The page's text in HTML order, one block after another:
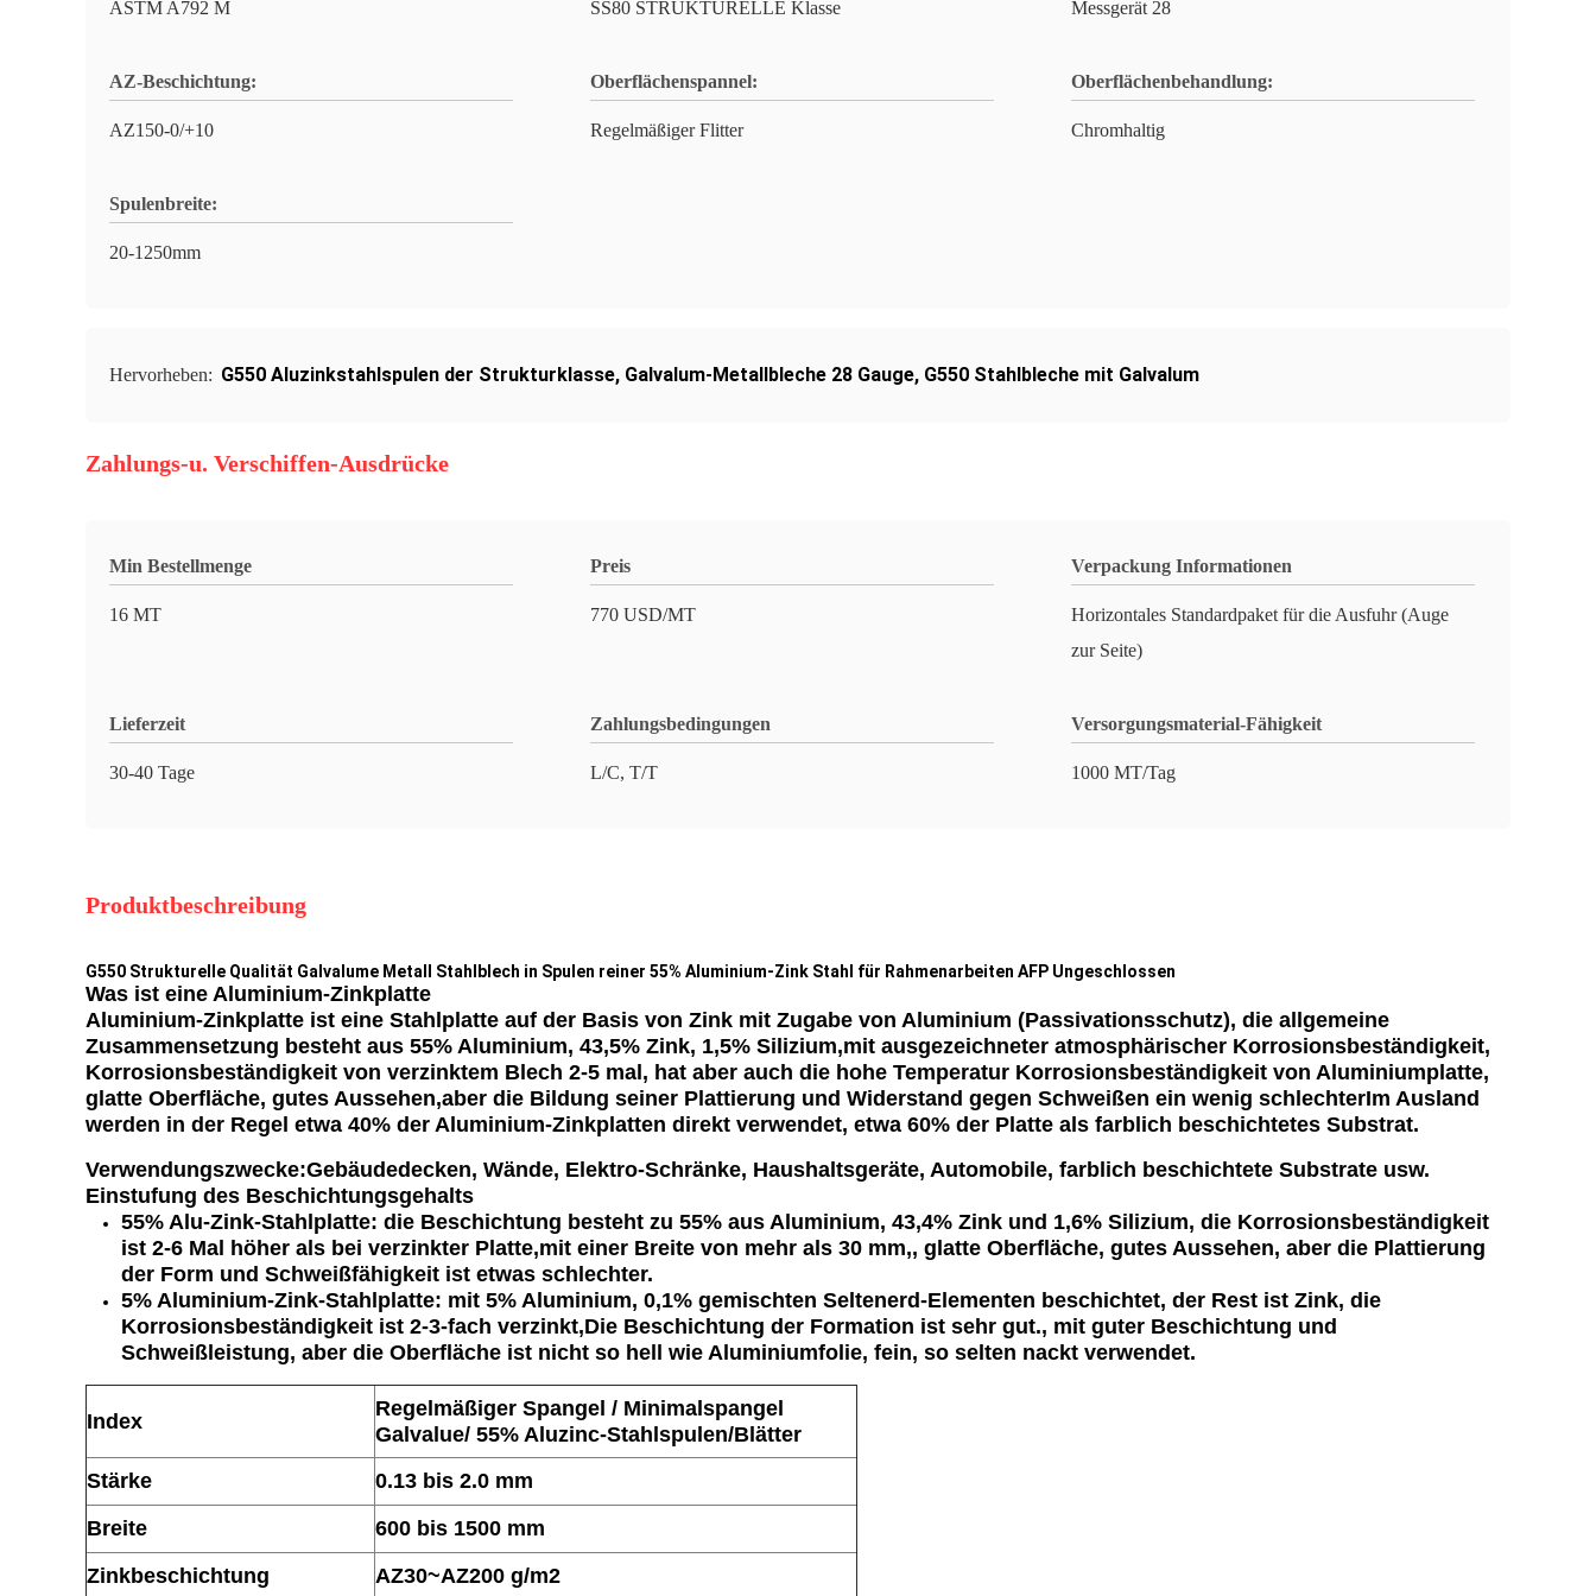
ASTM A792 M SS80 STRUKTURELLE Klasse Messgerät 28
AZ-Beschichtung:
AZ150-0/+10
Oberflächenspannel:
Regelmäßiger Flitter
Oberflächenbehandlung:
Chromhaltig
Spulenbreite:
20-1250mm
Hervorheben: G550 Aluzinkstahlspulen der Strukturklasse, Galvalum-Metallbleche 28 Gauge, G550 Stahlbleche mit Galvalum
Zahlungs-u. Verschiffen-Ausdrücke
Min Bestellmenge
16 MT
Preis
770 USD/MT
Verpackung Informationen
Horizontales Standardpaket für die Ausfuhr (Auge
zur Seite)
Lieferzeit
30-40 Tage
Zahlungsbedingungen
L/C, T/T
Versorgungsmaterial-Fähigkeit
1000 MT/Tag
Produktbeschreibung
G550 Strukturelle Qualität Galvalume Metall Stahlblech in Spulen reiner 55% Aluminium-Zink Stahl für Rahmenarbeiten AFP Ungeschlossen
Was ist eine Aluminium-Zinkplatte
Aluminium-Zinkplatte ist eine Stahlplatte auf der Basis von Zink mit Zugabe von Aluminium (Passivationsschutz), die allgemeine
Zusammensetzung besteht aus 55% Aluminium, 43,5% Zink, 1,5% Silizium,mit ausgezeichneter atmosphärischer Korrosionsbeständigkeit,
Korrosionsbeständigkeit von verzinktem Blech 2-5 mal, hat aber auch die hohe Temperatur Korrosionsbeständigkeit von Aluminiumplatte,
glatte Oberfläche, gutes Aussehen,aber die Bildung seiner Plattierung und Widerstand gegen Schweißen ein wenig schlechterIm Ausland
werden in der Regel etwa 40% der Aluminium-Zinkplatten direkt verwendet, etwa 60% der Platte als farblich beschichtetes Substrat.
Verwendungszwecke:Gebäudedecken, Wände, Elektro-Schränke, Haushaltsgeräte, Automobile, farblich beschichtete Substrate usw.
Einstufung des Beschichtungsgehalts
55% Alu-Zink-Stahlplatte: die Beschichtung besteht zu 55% aus Aluminium, 43,4% Zink und 1,6% Silizium, die Korrosionsbeständigkeit
ist 2-6 Mal höher als bei verzinkter Platte,mit einer Breite von mehr als 30 mm,, glatte Oberfläche, gutes Aussehen, aber die Plattierung
der Form und Schweißfähigkeit ist etwas schlechter.
5% Aluminium-Zink-Stahlplatte: mit 5% Aluminium, 0,1% gemischten Seltenerd-Elementen beschichtet, der Rest ist Zink, die
Korrosionsbeständigkeit ist 2-3-fach verzinkt,Die Beschichtung der Formation ist sehr gut., mit guter Beschichtung und
Schweißleistung, aber die Oberfläche ist nicht so hell wie Aluminiumfolie, fein, so selten nackt verwendet.
Index
Regelmäßiger Spangel / Minimalspangel
Galvalue/ 55% Aluzinc-Stahlspulen/Blätter
Stärke
0.13 bis 2.0 mm
Breite
600 bis 1500 mm
Zinkbeschichtung
AZ30~AZ200 g/m2